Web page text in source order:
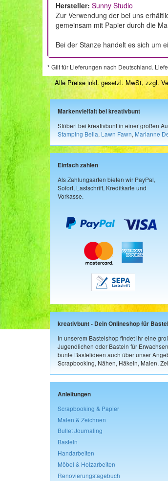
Hersteller: Sunny Studio
Zur Verwendung der bei uns
gemeinsam mit Papier durch die
Bei der Stanze handelt es sich um
* Gilt für Lieferungen nach Deutschland.
Alle Preise inkl. gesetzl. MwSt, zzgl.
Markenvielfalt bei kreativbunt
Stöbert bei kreativbunt in einer großen
Stamping Bella, Lawn Fawn, Marianne
Einfach zahlen
Als Zahlungsarten bieten wir PayPal,
Sofort, Lastschrift, Kreditkarte und
Vorkasse.
kreativbunt - Dein Onlineshop für
In unserem Bastelshop findet ihr eine
Jugendlichen oder Basteln für
bunte Bastelideen auch über unser
Scrapbooking, Nähen, Häkeln, Malen,
Anleitungen
Scrapbooking & Papier
Malen & Zeichnen
Bullet Journaling
Basteln
Handarbeiten
Möbel & Holzarbeiten
Renovierungstagebuch